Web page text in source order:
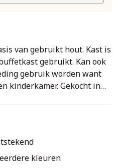
van gebruikt hout. Kast is
gebruikt. Kan ook
gebruik worden want
kinderkamer. Gekocht in
kleuren